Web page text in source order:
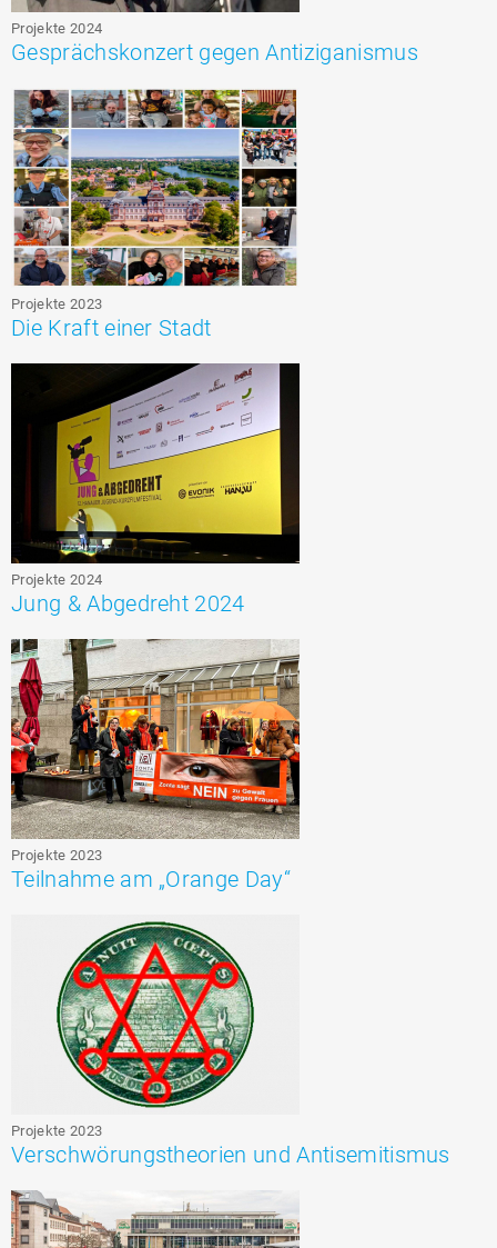
Projekte 2024
Gesprächskonzert gegen Antiziganismus
Projekte 2023
Die Kraft einer Stadt
Projekte 2024
Jung & Abgedreht 2024
Projekte 2023
Teilnahme am „Orange Day“
Projekte 2023
Verschwörungstheorien und Antisemitismus